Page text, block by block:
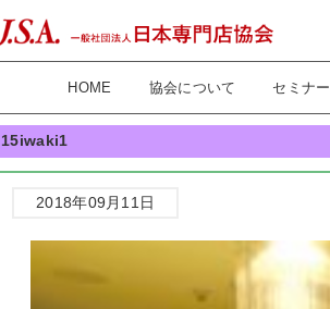
HOME 協会について セミナー
15iwaki1
2018年09月11日